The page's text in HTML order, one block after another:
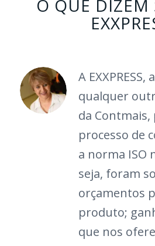
O QUE DIZEM
A
qualquer
da
processo de
a norma ISO
seja, foram
orçamentos
produto;
que nos